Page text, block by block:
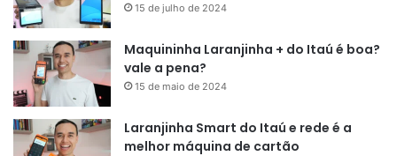
15 de julho de 2024
Maquininha Laranjinha + do Itaú é boa?
vale a pena?
15 de maio de 2024
Laranjinha Smart do Itaú e rede é a
melhor máquina de cartão